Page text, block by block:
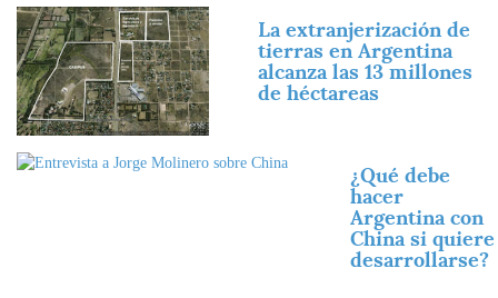
Imagen
La extranjerización de
tierras en Argentina
alcanza las 13 millones
de héctareas
Imagen
¿Qué debe
hacer
Argentina con
China si quiere
desarrollarse?